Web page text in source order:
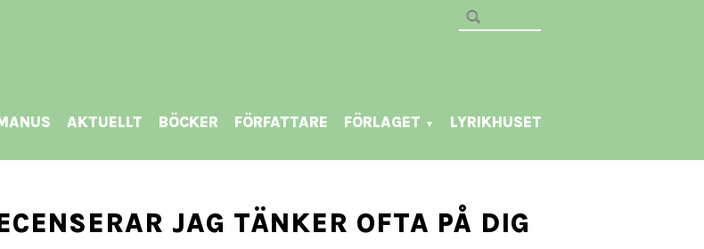
AKTUELLT BÖCKER FÖRFATTARE FÖRLAGET ▼ LYRIKHUSET
JAG TÄNKER OFTA PÅ DIG